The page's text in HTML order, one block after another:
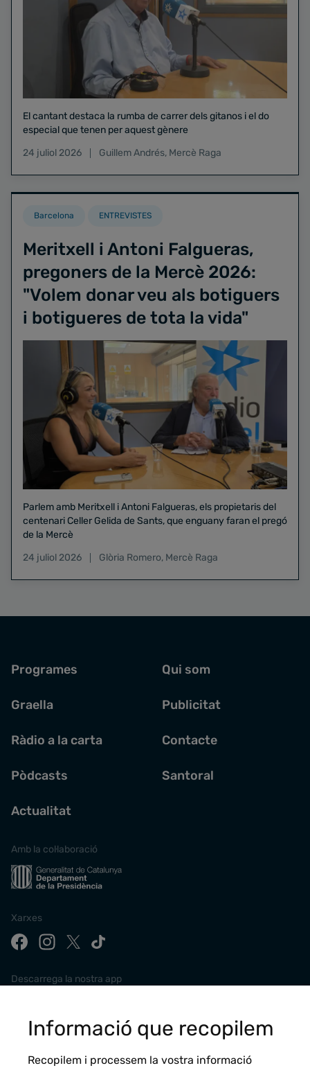
El cantant destaca la rumba de carrer dels gitanos i el do
especial que tenen per aquest gènere
24 juliol 2026
Guillem Andrés, Mercè Raga
Barcelona ENTREVISTES
Meritxell i Antoni Falgueras,
pregoners de la Mercè 2026:
"Volem donar veu als botiguers
i botigueres de tota la vida"
Parlem amb Meritxell i Antoni Falgueras, els propietaris del
centenari Celler Gelida de Sants, que enguany faran el pregó
de la Mercè
24 juliol 2026
Glòria Romero, Mercè Raga
Programes
Graella
Ràdio a la carta
Pòdcasts
Actualitat
Qui som
Publicitat
Contacte
Santoral
Amb la col·laboració
Xarxes
Descarrega la nostra app
Informació que recopilem
Recopilem i processem la vostra informació